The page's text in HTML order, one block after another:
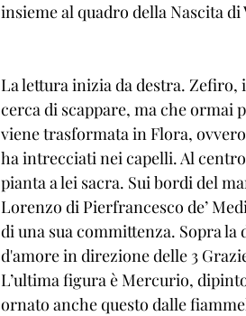
insieme al quadro della Nascita di
La lettura inizia da destra.
cerca di scappare, ma che ormai
viene trasformata in Flora,
ha intrecciati nei capelli. Al
pianta a lei sacra. Sui bordi del
Lorenzo di Pierfrancesco de’
di una sua committenza. Sopra
d'amore in direzione delle 3
L’ultima figura è Mercurio,
ornato anche questo dalle